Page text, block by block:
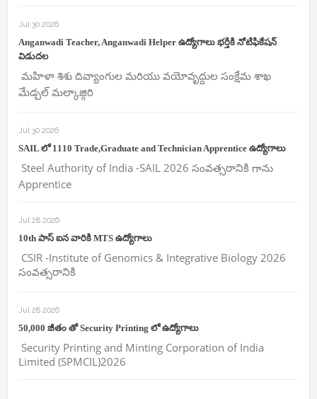
Jul 30 2026
Anganwadi Teacher, Anganwadi Helper ఉద్యోగాలు భర్తీకి నోటిఫికేషన్
విడుదల
మహిళా శిశు దివ్యాంగుల మరియు వయోవృద్దుల సంక్షేమ శాఖ
మేడ్చల్ మల్కాజ్గిరి
Jul 30 2026
SAIL లో 1110 Trade,Graduate and Technician Apprentice ఉద్యోగాలు
Steel Authority of India -SAIL 2026 సంవత్సరానికి గాను
Apprentice
Jul 28 2026
10th పాస్ ఐన వారికి MTS ఉద్యోగాలు
CSIR -Institute of Genomics & Integrative Biology 2026
సంవత్సరానికి
Jul 28 2026
50,000 జీతం తో Security Printing లో ఉద్యోగాలు
Security Printing and Minting Corporation of India
Limited (SPMCIL)2026